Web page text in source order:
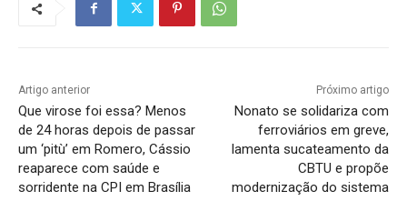
Artigo anterior
Que virose foi essa? Menos
de 24 horas depois de passar
um ‘pitù’ em Romero, Cássio
reaparece com saúde e
sorridente na CPI em Brasília
Próximo artigo
Nonato se solidariza com
ferroviários em greve,
lamenta sucateamento da
CBTU e propõe
modernização do sistema